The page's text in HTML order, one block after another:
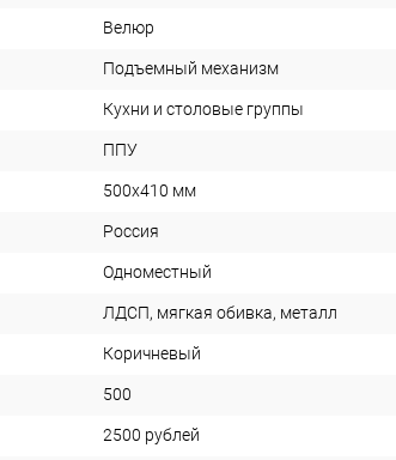
Велюр
Подъемный механизм
Кухни и столовые группы
ППУ
500х410 мм
Россия
Одноместный
ЛДСП, мягкая обивка, металл
Коричневый
500
2500 рублей